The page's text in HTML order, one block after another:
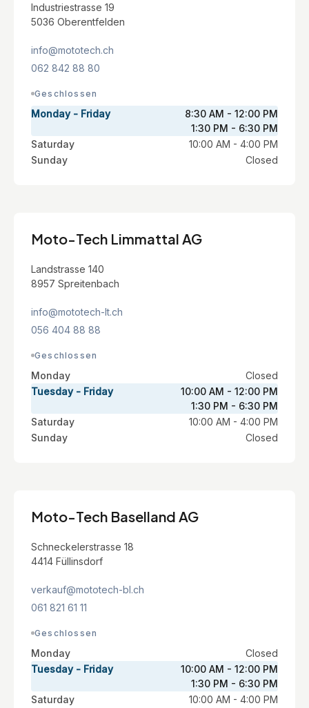
Industriestrasse 19
5036 Oberentfelden
info@mototech.ch
062 842 88 80
Geschlossen
Monday - Friday
8:30 AM - 12:00 PM
1:30 PM - 6:30 PM
Saturday
10:00 AM - 4:00 PM
Sunday
Closed
Moto-Tech Limmattal AG
Landstrasse 140
8957 Spreitenbach
info@mototech-lt.ch
056 404 88 88
Geschlossen
Monday
Closed
Tuesday - Friday
10:00 AM - 12:00 PM
1:30 PM - 6:30 PM
Saturday
10:00 AM - 4:00 PM
Sunday
Closed
Moto-Tech Baselland AG
Schneckelerstrasse 18
4414 Füllinsdorf
verkauf@mototech-bl.ch
061 821 61 11
Geschlossen
Monday
Closed
Tuesday - Friday
10:00 AM - 12:00 PM
1:30 PM - 6:30 PM
Saturday
10:00 AM - 4:00 PM